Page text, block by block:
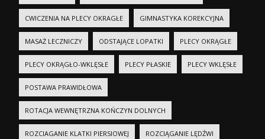
CWICZENIA NA PLECY OKRAGŁE GIMNASTYKA KOREKCYJNA
MASAŻ LECZNICZY ODSTAJĄCE LOPATKI PLECY OKRĄGŁE
PLECY OKRĄGŁO-WKLĘSŁE PLECY PŁASKIE PLECY WKLĘSŁE
POSTAWA PRAWIDŁOWA
ROTACJA WEWNĘTRZNA KOŃCZYN DOLNYCH
ROZCIAGANIE KLATKI PIERSIOWEJ ROZCIĄGANIE LĘDŹWI